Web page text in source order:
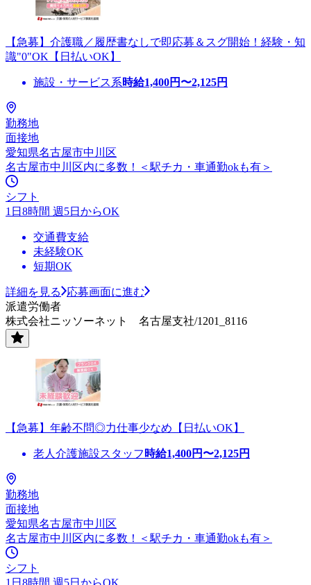
【急募】介護職／履歴書なしで即応募＆スグ開始！経験・知
識"0"OK【日払いOK】
施設・サービス系時給1,400円〜2,125円
勤務地
面接地
愛知県名古屋市中川区
名古屋市中川区内に多数！＜駅チカ・車通勤okも有＞
シフト
1日8時間 週5日からOK
交通費支給
未経験OK
短期OK
詳細を見る
応募画面に進む
派遣労働者
株式会社ニッソーネット 名古屋支社/1201_8116
【急募】年齢不問◎力仕事少なめ【日払いOK】
老人介護施設スタッフ 時給1,400円〜2,125円
勤務地
面接地
愛知県名古屋市中川区
名古屋市中川区内に多数！＜駅チカ・車通勤okも有＞
シフト
1日8時間 週5日からOK